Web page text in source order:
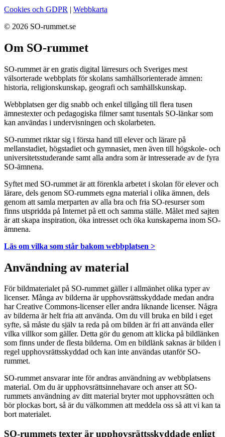
Cookies och GDPR | Webbkarta
© 2026 SO-rummet.se
Om SO-rummet
SO-rummet är en gratis digital lärresurs och Sveriges mest
välsorterade webbplats för skolans samhällsorienterade ämnen:
historia, religionskunskap, geografi och samhällskunskap.
Webbplatsen ger dig snabb och enkel tillgång till flera tusen
ämnestexter och pedagogiska filmer samt tusentals SO-länkar som
kan användas i undervisningen och skolarbeten.
SO-rummet riktar sig i första hand till elever och lärare på
mellanstadiet, högstadiet och gymnasiet, men även till högskole- och
universitetsstuderande samt alla andra som är intresserade av de fyra
SO-ämnena.
Syftet med SO-rummet är att förenkla arbetet i skolan för elever och
lärare, dels genom SO-rummets egna material i olika ämnen, dels
genom att samla merparten av alla bra och fria SO-resurser som
finns utspridda på Internet på ett och samma ställe. Målet med sajten
är att skapa inspiration, öka intresset och öka kunskaperna inom SO-
ämnena.
Läs om vilka som står bakom webbplatsen >
Användning av material
För bildmaterialet på SO-rummet gäller i allmänhet olika typer av
licenser. Många av bilderna är upphovsrättsskyddade medan andra
har Creative Commons-licenser eller andra liknande licenser. Några
av bilderna är helt fria att använda. Om du vill bruka en bild i eget
syfte, så måste du själv ta reda på om bilden är fri att använda eller
vilka villkor som gäller. Detta gör du genom att klicka på bildlänken
som finns under de flesta bilderna. Om en bildlänk saknas är bilden i
regel upphovsrättsskyddad och kan inte användas utanför SO-
rummet.
SO-rummet ansvarar inte för andras användning av webbplatsens
material. Om du är upphovsrättsinnehavare och anser att SO-
rummets användning av ditt material bryter mot upphovsrätten och
bör plockas bort, så är du välkommen att meddela oss så att vi kan ta
bort materialet.
SO-rummets texter är upphovsrättsskyddade enligt